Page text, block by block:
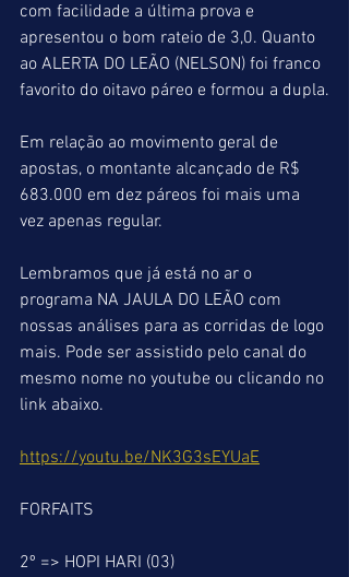
com facilidade a última prova e
apresentou o bom rateio de 3,0. Quanto
ao ALERTA DO LEÃO (NELSON) foi franco
favorito do oitavo páreo e formou a dupla.
Em relação ao movimento geral de
apostas, o montante alcançado de R$
683.000 em dez páreos foi mais uma
vez apenas regular.
Lembramos que já está no ar o
programa NA JAULA DO LEÃO com
nossas análises para as corridas de logo
mais. Pode ser assistido pelo canal do
mesmo nome no youtube ou clicando no
link abaixo.
https://youtu.be/NK3G3sEYUaE
FORFAITS
2º => HOPI HARI (03)